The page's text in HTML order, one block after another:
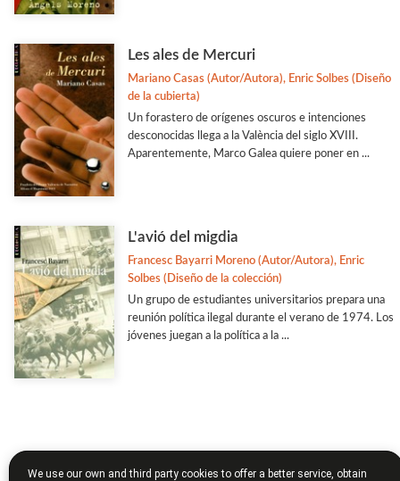
Les ales de Mercuri
Mariano Casas (Autor/Autora), Enric Solbes (Diseño
de la cubierta)
Un forastero de orígenes oscuros e intenciones
desconocidas llega a la València del siglo XVIII.
Aparentemente, Marco Galea quiere poner en ...
L'avió del migdia
Francesc Bayarri Moreno (Autor/Autora), Enric
Solbes (Diseño de la colección)
Un grupo de estudiantes universitarios prepara una
reunión política ilegal durante el verano de 1974. Los
jóvenes juegan a la política a la ...
We use our own and third party cookies to offer a better service, obtain